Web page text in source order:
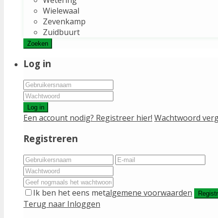
Wielewaal
Zevenkamp
Zuidbuurt
Zoeken
Log in
Log in
Een account nodig? Registreer hier! Wachtwoord
Registreren
Ik ben het eens metalgemene voorwaarden
Terug naar Inloggen